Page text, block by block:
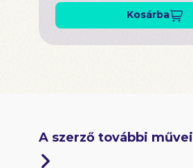
Kosárba
A szerző további művei